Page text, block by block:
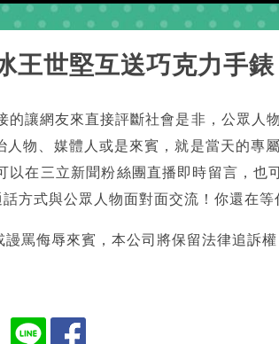
王世堅互送巧克力手錶
的讓網友來直接評斷社會是非，公眾人
物、媒體人或是來賓，就是當天的專
在三立新聞粉絲團直播即時留言，也
式與公眾人物面對面交流！你還在等
罵侮辱來賓，本公司將保留法律追訴權